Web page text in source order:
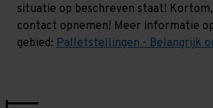
situatie op beschreven staat!
contact opnemen! Meer informatie
gebied: Palletstellingen - Belangrijk